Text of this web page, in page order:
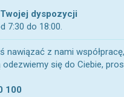
dyspozycji
7:30 do 18:00.
nawiązać z nami
się do Ciebie,
100